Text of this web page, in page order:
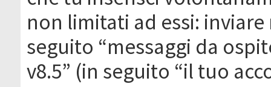
non limitati ad essi:
seguito “messaggi da
v8.5” (in seguito “il tuo